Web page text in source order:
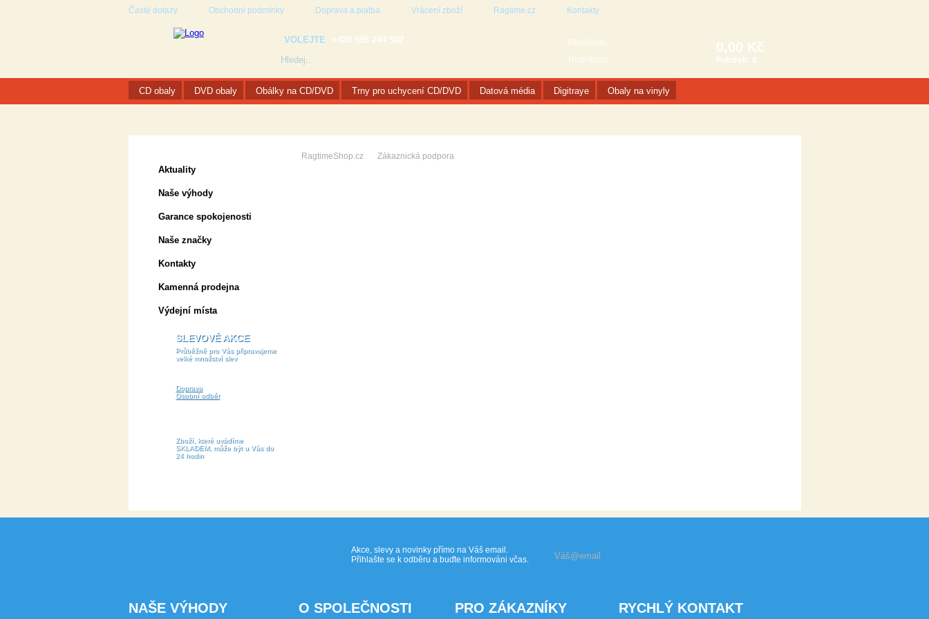
Časté dotazy Obchodní podmínky Doprava a platba Vrácení zboží Ragtime.cz Kontakty
VOLEJTE +420 596 244 502
Přihlášení
Registrace
0,00 Kč
Položek: 0
CD obaly DVD obaly Obálky na CD/DVD Trny pro uchycení CD/DVD Datová média Digitraye Obaly na vinyly
Aktuality
Naše výhody
Garance spokojenosti
Naše značky
Kontakty
Kamenná prodejna
Výdejní místa
SLEVOVÉ AKCE
Průběžně pro Vás připravujeme
velké množství slev
Doprava
Osobní odběr
Zboží, které uvádíme
SKLADEM, může být u Vás do
24 hodin
RagtimeShop.cz Zákaznická podpora
Akce, slevy a novinky přímo na Váš email.
Přihlašte se k odběru a buďte informováni včas.
NAŠE VÝHODY O SPOLEČNOSTI PRO ZÁKAZNÍKY RYCHLÝ KONTAKT